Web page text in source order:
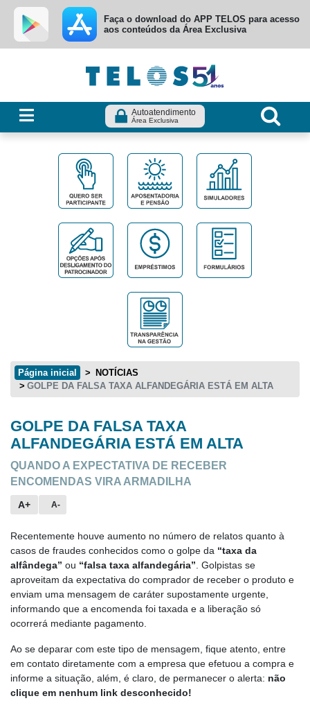
Ir para menu principal
Ir para conteúdo
Ir para busca
Faça o download do APP TELOS para acesso
aos conteúdos da Área Exclusiva
Autoatendimento
Área Exclusiva
Página inicial
NOTÍCIAS
GOLPE DA FALSA TAXA ALFANDEGÁRIA ESTÁ EM ALTA
Conteúdo principal
GOLPE DA FALSA TAXA
ALFANDEGÁRIA ESTÁ EM ALTA
QUANDO A EXPECTATIVA DE RECEBER
ENCOMENDAS VIRA ARMADILHA
A+ A-
Recentemente houve aumento no número de relatos quanto à
casos de fraudes conhecidos como o golpe da “taxa da
alfândega” ou “falsa taxa alfandegária”. Golpistas se
aproveitam da expectativa do comprador de receber o produto e
enviam uma mensagem de caráter supostamente urgente,
informando que a encomenda foi taxada e a liberação só
ocorrerá mediante pagamento.
Ao se deparar com este tipo de mensagem, fique atento, entre
em contato diretamente com a empresa que efetuou a compra e
informe a situação, além, é claro, de permanecer o alerta: não
clique em nenhum link desconhecido!